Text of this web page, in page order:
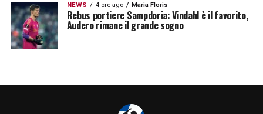
NEWS 4 ore ago Maria Floris
Rebus portiere Sampdoria: Vindahl è il favorito,
Audero rimane il grande sogno